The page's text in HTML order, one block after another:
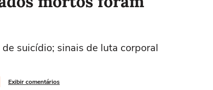
suicídio; sinais de luta corporal
Exibir comentários